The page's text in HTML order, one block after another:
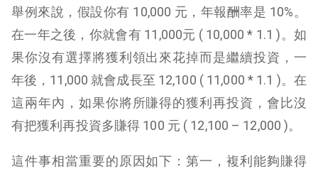
舉例來說，假設你有 10,000 元，年報酬率是 10%。
在一年之後，你就會有 11,000元 ( 10,000 * 1.1 )。如
果你沒有選擇將獲利領出來花掉而是繼續投資，一
年後，11,000 就會成長至 12,100 ( 11,000 * 1.1 )。在
這兩年內，如果你將所賺得的獲利再投資，會比沒
有把獲利再投資多賺得 100 元 ( 12,100 – 12,000 )。
這件事相當重要的原因如下：第一，複利能夠賺得